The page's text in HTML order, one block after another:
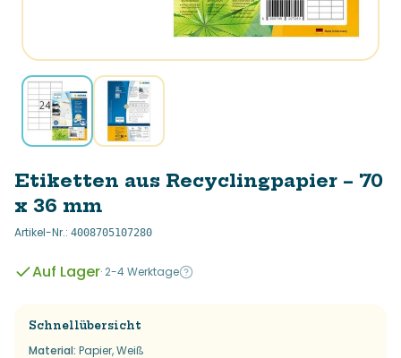
Etiketten aus Recyclingpapier – 70
x 36 mm
Artikel-Nr.: 4008705107280
Auf Lager· 2-4 Werktage
Schnellübersicht
Material: Papier, Weiß